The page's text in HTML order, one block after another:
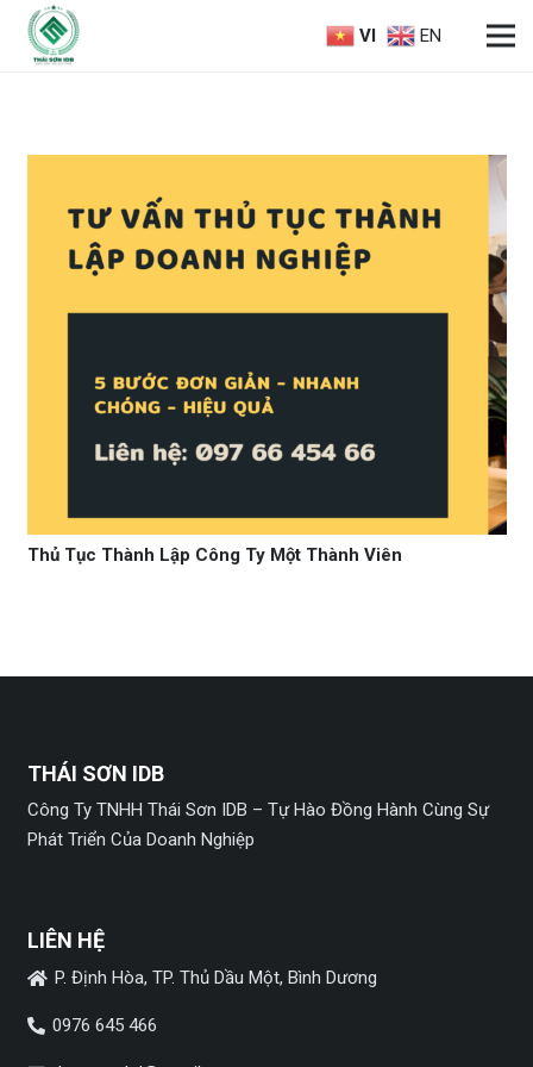
VI EN
Thủ Tục Thành Lập Công Ty Một Thành Viên
THÁI SƠN IDB
Công Ty TNHH Thái Sơn IDB – Tự Hào Đồng Hành Cùng Sự
Phát Triển Của Doanh Nghiệp
LIÊN HỆ
P. Định Hòa, TP. Thủ Dầu Một, Bình Dương
0976 645 466